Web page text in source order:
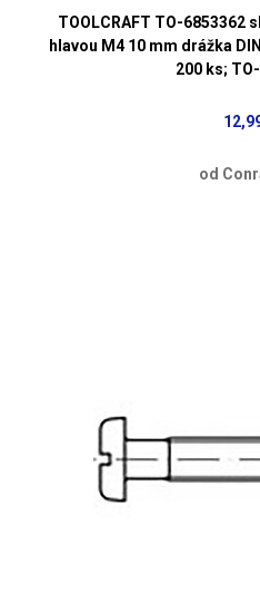
TOOLCRAFT TO-6853362
hlavou M4 10 mm drážka
200 ks;
od